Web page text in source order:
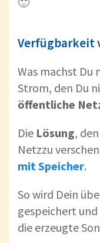
Verfügbarkeit
Was machst Du
Strom, den Du
öffentliche
Die Lösung,
Netzzu
mit Speicher.
So wird Dein
gespeichert
die erzeugte